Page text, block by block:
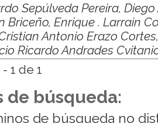
Sepúlveda Pereira,
Briceño, Enrique . Larrain
Antonio Erazo
Ricardo Andrades
1 de 1
de búsqueda:
de búsqueda no